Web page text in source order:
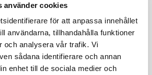
använder cookies
för att anpassa innehållet
användarna, tillhandahålla funktioner
och analysera vår trafik. Vi
sådana identifierare och annan
enhet till de sociala medier och